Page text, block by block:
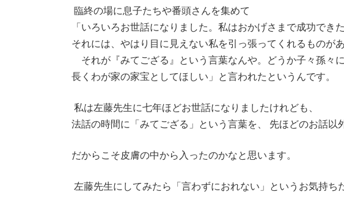
臨終の場に息子たちや番頭さんを集めて
「いろいろお世話になりました。私はおかげさまで成功でき
それには、やはり目に見えない私を引っ張ってくれるものがあ
それが『みてござる』という言葉なんや。どうか子々孫々
長くわが家の家宝としてほしい」と言われたというんです。
私は左藤先生に七年ほどお世話になりましたけれども、
法話の時間に「みてござる」という言葉を、 先ほどのお話以
だからこそ皮膚の中から入ったのかなと思います。
左藤先生にしてみたら「言わずにおれない」というお気持ち